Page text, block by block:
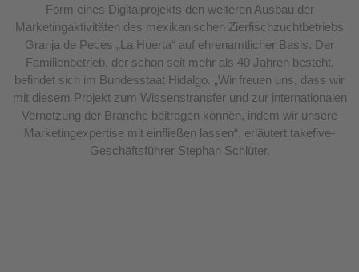
Form eines Digitalprojekts den weiteren Ausbau der
Marketingaktivitäten des mexikanischen Zierfischzuchtbetriebs
Granja de Peces „La Huerta“ auf ehrenamtlicher Basis. Der
Familienbetrieb, der schon seit mehr als 40 Jahren besteht,
befindet sich im Bundesstaat Hidalgo. „Wir freuen uns, dass wir
mit diesem Projekt zum Wissenstransfer und zur internationalen
Vernetzung der Branche beitragen können, indem wir unsere
Marketingexpertise mit einfließen lassen“, erläutert takefive-
Geschäftsführer Stephan Schlüter.